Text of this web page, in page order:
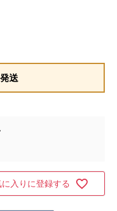
送
に入りに登録する